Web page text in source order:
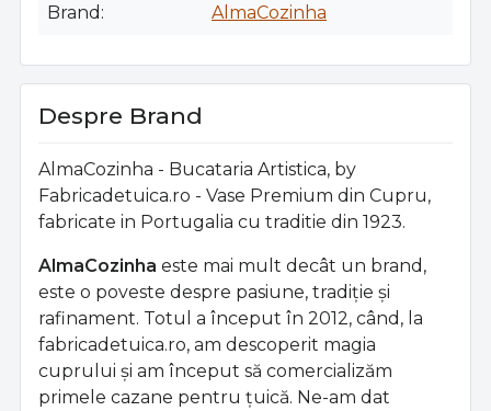
Brand AlmaCozinha
Despre Brand
AlmaCozinha - Bucataria Artistica, by
Fabricadetuica.ro - Vase Premium din Cupru,
fabricate in Portugalia cu traditie din 1923.
AlmaCozinha este mai mult decât un brand,
este o poveste despre pasiune, tradiție și
rafinament. Totul a început în 2012, când, la
fabricadetuica.ro, am descoperit magia
cuprului și am început să comercializăm
primele cazane pentru țuică. Ne-am dat